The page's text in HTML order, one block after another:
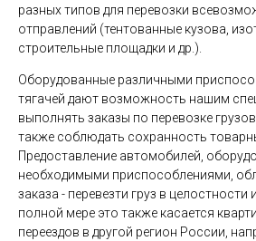
разных типов для перевозки
отправлений (тентованные кузова,
строительные площадки и др.).
Оборудованные различными
тягачей дают возможность нашим
выполнять заказы по перевозке
также соблюдать сохранность
Предоставление автомобилей,
необходимыми приспособлениями,
заказа - перевезти груз в целостности
полной мере это также касается
переездов в другой регион России,